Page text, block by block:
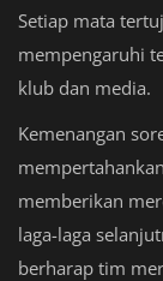
Setiap mata
mempengaruhi
klub dan media.
Kemenangan
memberikan
laga-laga
berharap tim